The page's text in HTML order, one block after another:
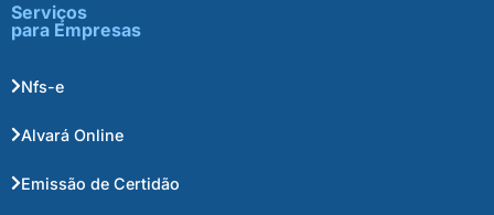
Serviços
para Empresas
Nfs-e
Alvará Online
Emissão de Certidão